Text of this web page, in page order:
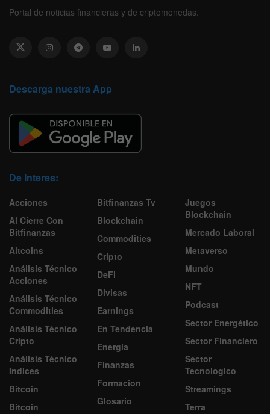
Portal de noticias financieras y de criptomonedas.
Descarga nuestra App
De Interes:
Acciones
Al Cierre Con
Bitfinanzas
Altcoins
Análisis Técnico
Acciones
Análisis Técnico
Commodities
Análisis Técnico
Cripto
Análisis Técnico
Indices
Bitcoin
Bitcoin
Bitfinanzas Tv
Blockchain
Commodities
Cripto
DeFi
Divisas
Earnings
En Tendencia
Energía
Finanzas
Formacion
Glosario
Juegos
Blockchain
Mercado Laboral
Metaverso
Mundo
NFT
Podcast
Sector Energético
Sector Financiero
Sector
Tecnologico
Streamings
Terra